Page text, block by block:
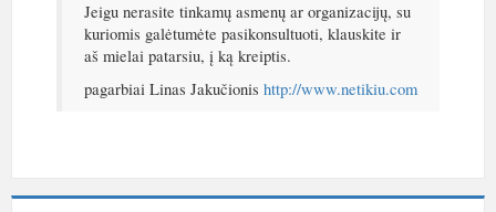
Jeigu nerasite tinkamų asmenų ar organizacijų, su
kuriomis galėtumėte pasikonsultuoti, klauskite ir
aš mielai patarsiu, į ką kreiptis.
pagarbiai Linas Jakučionis http://www.netikiu.com